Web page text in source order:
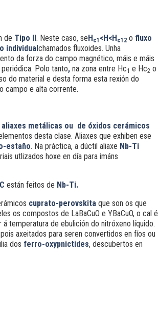
de Tipo II. Neste caso, seHc1 <H<Hc12o fluxo
individualchamados fluxoides. Unha
da forza do campo magnético, máis e máis
Polo tanto, na zona entre Hc1 e Hc2 o
do material e desta forma esta rexión do
campo e alta corrente.
metálicas ou de óxidos cerámicos
desta clase. Aliaxes que exhiben ese
estaño. Na práctica, a dúctil aliaxe Nb-Ti
utlizados hoxe en día para imáns
están feitos de Nb-Ti.
cuprato-perovskita que son os que
os compostos de LaBaCuO e YBaCuO, o cal é
temperatura de ebulición do nitróxeno líquido.
axeitados para seren convertidos en fíos ou
dos ferro-oxypnictides, descubertos en